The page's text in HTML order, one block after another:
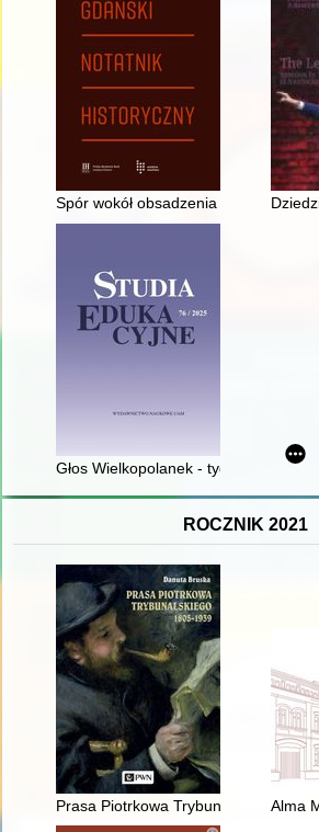
Spór wokół obsadzenia sołectwa
Głos Wielkopolanek - tygodnik
ROCZNIK 2021
Prasa Piotrkowa TrybunalskiegoAlma